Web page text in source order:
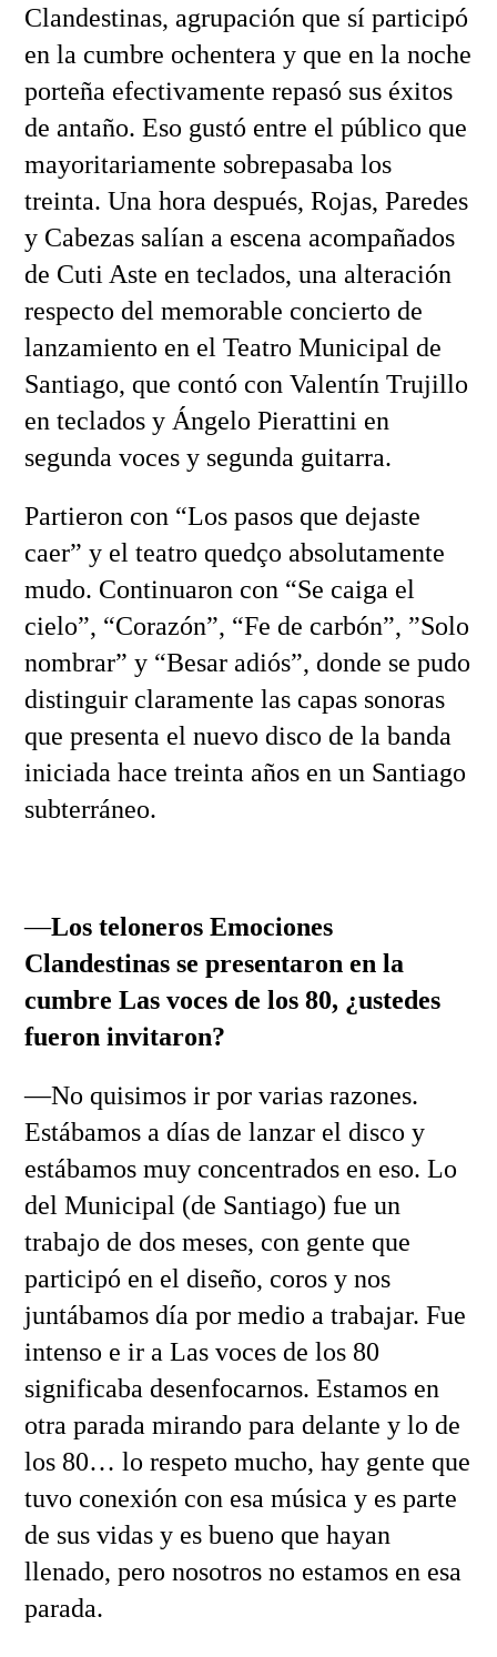
Clandestinas, agrupación que sí participó
en la cumbre ochentera y que en la noche
porteña efectivamente repasó sus éxitos
de antaño. Eso gustó entre el público que
mayoritariamente sobrepasaba los
treinta. Una hora después, Rojas, Paredes
y Cabezas salían a escena acompañados
de Cuti Aste en teclados, una alteración
respecto del memorable concierto de
lanzamiento en el Teatro Municipal de
Santiago, que contó con Valentín Trujillo
en teclados y Ángelo Pierattini en
segunda voces y segunda guitarra.
Partieron con “Los pasos que dejaste
caer” y el teatro quedço absolutamente
mudo. Continuaron con “Se caiga el
cielo”, “Corazón”, “Fe de carbón”, ”Solo
nombrar” y “Besar adiós”, donde se pudo
distinguir claramente las capas sonoras
que presenta el nuevo disco de la banda
iniciada hace treinta años en un Santiago
subterráneo.
—Los teloneros Emociones
Clandestinas se presentaron en la
cumbre Las voces de los 80, ¿ustedes
fueron invitaron?
—No quisimos ir por varias razones.
Estábamos a días de lanzar el disco y
estábamos muy concentrados en eso. Lo
del Municipal (de Santiago) fue un
trabajo de dos meses, con gente que
participó en el diseño, coros y nos
juntábamos día por medio a trabajar. Fue
intenso e ir a Las voces de los 80
significaba desenfocarnos. Estamos en
otra parada mirando para delante y lo de
los 80… lo respeto mucho, hay gente que
tuvo conexión con esa música y es parte
de sus vidas y es bueno que hayan
llenado, pero nosotros no estamos en esa
parada.